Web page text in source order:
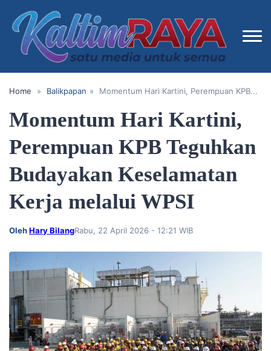
Home » Balikpapan » Momentum Hari Kartini, Perempuan KPB...
Momentum Hari Kartini,
Perempuan KPB Teguhkan
Budayakan Keselamatan
Kerja melalui WPSI
OlehHary BilangRabu, 22 April 2026 - 12:21 WIB